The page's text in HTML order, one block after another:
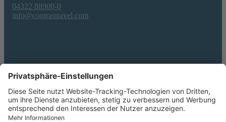
04322 88900-0
info@contrastravel.com
Service
AGB & Formblatt
Erklärung zur Barrierefreiheit
Datenschutz
Impressum
Privatsphäre-Einstellungen